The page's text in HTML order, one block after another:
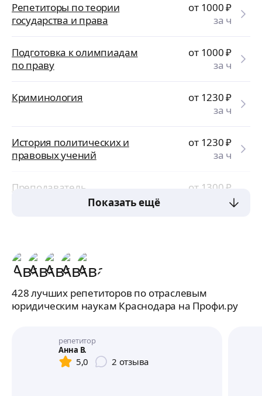
Репетиторы по теории
государства и права
от 1000₽
за ч
Подготовка к олимпиадам
по праву
от 1000₽
за ч
Криминология от 1230₽
за ч
История политических и
правовых учений
от 1230₽
за ч
Преподаватель
юриспруденции
от 1300₽
за ч
Показать ещё
428 лучших репетиторов по отраслевым
юридическим наукам Краснодара на Профи.ру
репетитор
Анна В.
5,0 2 отзыва